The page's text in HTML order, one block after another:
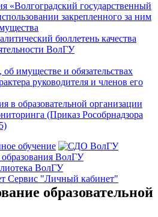
«Волгоградский государственный
закрепленного за ним
бюллетень качества
ВолГУ
имуществе и обязательствах
руководителя и членов его
в образовательной организации
(Приказ Рособрнадзора
обучение
ВолГУ
ВолГУ
Сервис "Личный кабинет"
образовательной